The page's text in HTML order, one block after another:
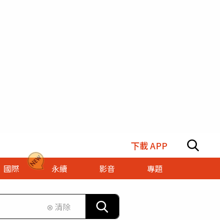
下載 APP
國際 永續 影音
專題
⊗ 清除